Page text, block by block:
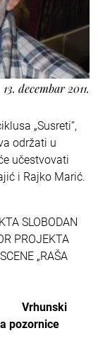
13. decembar 2011.
„Susreti“,
održati u
učestvovati
i Rajko Marić.
SLOBODAN
PROJEKTA
„RAŠA
Vrhunski
pozornice